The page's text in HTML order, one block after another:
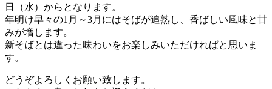
日（水）からとなります。
年明け早々の1月～3月にはそばが追熟し、香ばしい風味と甘
みが増します。
新そばとは違った味わいをお楽しみいただければと思いま
す。
どうぞよろしくお願い致します。